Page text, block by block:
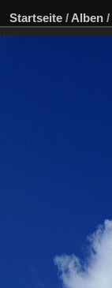
Startseite / Alben /